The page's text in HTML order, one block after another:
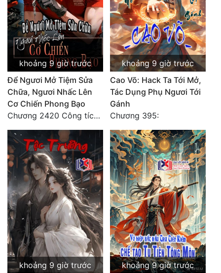
khoảng 9 giờ trước
Để Ngươi Mở Tiệm Sửa
Chữa, Ngươi Nhấc Lên
Cơ Chiến Phong Bạo
Chương 2420 Công tích vĩ đại!! Cơ Tu Chi Thần?!
khoảng 9 giờ trước
Cao Võ: Hack Ta Tới Mở,
Tác Dụng Phụ Ngươi Tới
Gánh
Chương 395:
khoảng 9 giờ trước
khoảng 9 giờ trước